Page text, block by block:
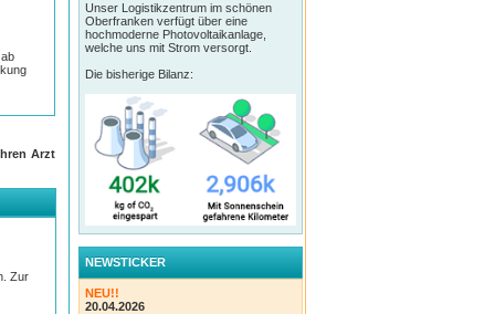
Arzt
Zur
Unser Logistikzentrum im schönen
Oberfranken verfügt über eine
hochmoderne Photovoltaikanlage,
welche uns mit Strom versorgt.
Die bisherige Bilanz:
NEWSTICKER
NEU!!
20.04.2026